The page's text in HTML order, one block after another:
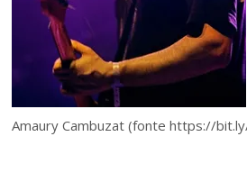
Amaury Cambuzat (fonte https://